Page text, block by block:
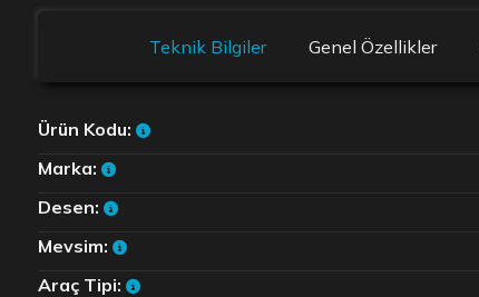
Teknik Bilgiler Genel Özellikler
Ürün Kodu:
Marka:
Desen:
Mevsim:
Araç Tipi: